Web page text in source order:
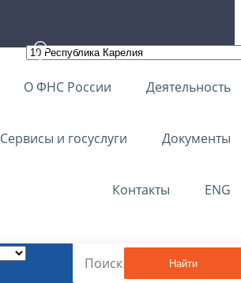
О ФНС России Деятельность
Сервисы и госуслуги Документы
Контакты ENG
Найти